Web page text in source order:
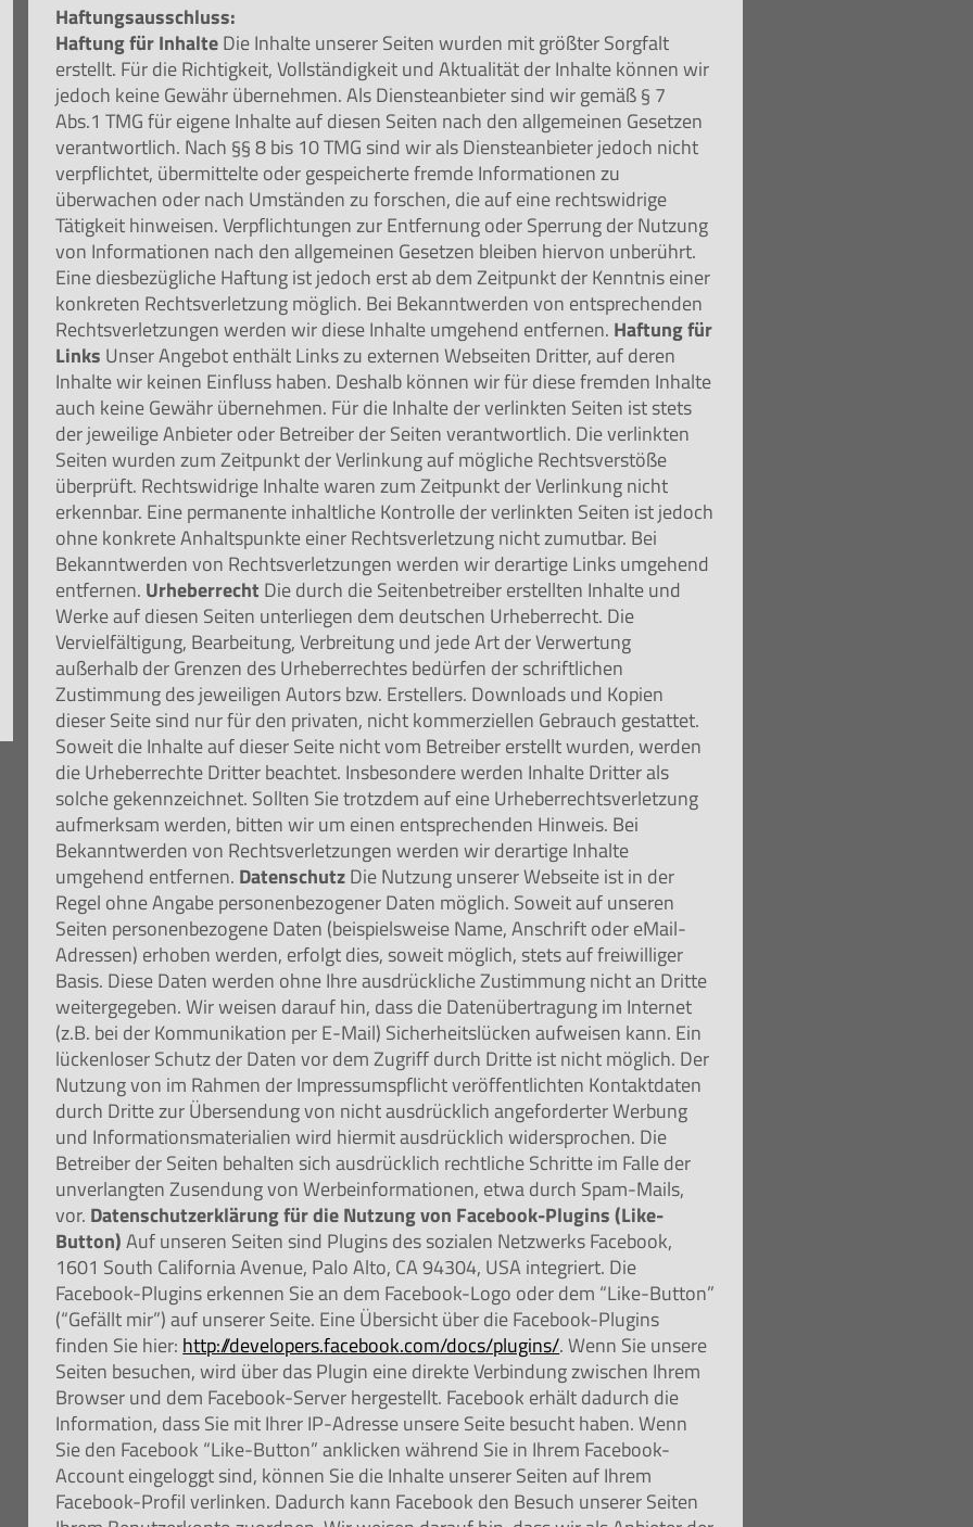
Haftungsausschluss:
Haftung für InhalteDie Inhalte unserer Seiten wurden mit größter Sorgfalt
erstellt. Für die Richtigkeit, Vollständigkeit und Aktualität der Inhalte können wir
jedoch keine Gewähr übernehmen. Als Diensteanbieter sind wir gemäß § 7
Abs.1 TMG für eigene Inhalte auf diesen Seiten nach den allgemeinen Gesetzen
verantwortlich. Nach §§ 8 bis 10 TMG sind wir als Diensteanbieter jedoch nicht
verpflichtet, übermittelte oder gespeicherte fremde Informationen zu
überwachen oder nach Umständen zu forschen, die auf eine rechtswidrige
Tätigkeit hinweisen. Verpflichtungen zur Entfernung oder Sperrung der Nutzung
von Informationen nach den allgemeinen Gesetzen bleiben hiervon unberührt.
Eine diesbezügliche Haftung ist jedoch erst ab dem Zeitpunkt der Kenntnis einer
konkreten Rechtsverletzung möglich. Bei Bekanntwerden von entsprechenden
Rechtsverletzungen werden wir diese Inhalte umgehend entfernen. Haftung für
Links Unser Angebot enthält Links zu externen Webseiten Dritter, auf deren
Inhalte wir keinen Einfluss haben. Deshalb können wir für diese fremden Inhalte
auch keine Gewähr übernehmen. Für die Inhalte der verlinkten Seiten ist stets
der jeweilige Anbieter oder Betreiber der Seiten verantwortlich. Die verlinkten
Seiten wurden zum Zeitpunkt der Verlinkung auf mögliche Rechtsverstöße
überprüft. Rechtswidrige Inhalte waren zum Zeitpunkt der Verlinkung nicht
erkennbar. Eine permanente inhaltliche Kontrolle der verlinkten Seiten ist jedoch
ohne konkrete Anhaltspunkte einer Rechtsverletzung nicht zumutbar. Bei
Bekanntwerden von Rechtsverletzungen werden wir derartige Links umgehend
entfernen. Urheberrecht Die durch die Seitenbetreiber erstellten Inhalte und
Werke auf diesen Seiten unterliegen dem deutschen Urheberrecht. Die
Vervielfältigung, Bearbeitung, Verbreitung und jede Art der Verwertung
außerhalb der Grenzen des Urheberrechtes bedürfen der schriftlichen
Zustimmung des jeweiligen Autors bzw. Erstellers. Downloads und Kopien
dieser Seite sind nur für den privaten, nicht kommerziellen Gebrauch gestattet.
Soweit die Inhalte auf dieser Seite nicht vom Betreiber erstellt wurden, werden
die Urheberrechte Dritter beachtet. Insbesondere werden Inhalte Dritter als
solche gekennzeichnet. Sollten Sie trotzdem auf eine Urheberrechtsverletzung
aufmerksam werden, bitten wir um einen entsprechenden Hinweis. Bei
Bekanntwerden von Rechtsverletzungen werden wir derartige Inhalte
umgehend entfernen. DatenschutzDie Nutzung unserer Webseite ist in der
Regel ohne Angabe personenbezogener Daten möglich. Soweit auf unseren
Seiten personenbezogene Daten (beispielsweise Name, Anschrift oder eMail-
Adressen) erhoben werden, erfolgt dies, soweit möglich, stets auf freiwilliger
Basis. Diese Daten werden ohne Ihre ausdrückliche Zustimmung nicht an Dritte
weitergegeben. Wir weisen darauf hin, dass die Datenübertragung im Internet
(z.B. bei der Kommunikation per E-Mail) Sicherheitslücken aufweisen kann. Ein
lückenloser Schutz der Daten vor dem Zugriff durch Dritte ist nicht möglich. Der
Nutzung von im Rahmen der Impressumspflicht veröffentlichten Kontaktdaten
durch Dritte zur Übersendung von nicht ausdrücklich angeforderter Werbung
und Informationsmaterialien wird hiermit ausdrücklich widersprochen. Die
Betreiber der Seiten behalten sich ausdrücklich rechtliche Schritte im Falle der
unverlangten Zusendung von Werbeinformationen, etwa durch Spam-Mails,
vor. Datenschutzerklärung für die Nutzung von Facebook-Plugins (Like-
Button)Auf unseren Seiten sind Plugins des sozialen Netzwerks Facebook,
1601 South California Avenue, Palo Alto, CA 94304, USA integriert. Die
Facebook-Plugins erkennen Sie an dem Facebook-Logo oder dem “Like-Button”
(“Gefällt mir”) auf unserer Seite. Eine Übersicht über die Facebook-Plugins
finden Sie hier: http://developers.facebook.com/docs/plugins/. Wenn Sie unsere
Seiten besuchen, wird über das Plugin eine direkte Verbindung zwischen Ihrem
Browser und dem Facebook-Server hergestellt. Facebook erhält dadurch die
Information, dass Sie mit Ihrer IP-Adresse unsere Seite besucht haben. Wenn
Sie den Facebook “Like-Button” anklicken während Sie in Ihrem Facebook-
Account eingeloggt sind, können Sie die Inhalte unserer Seiten auf Ihrem
Facebook-Profil verlinken. Dadurch kann Facebook den Besuch unserer Seiten